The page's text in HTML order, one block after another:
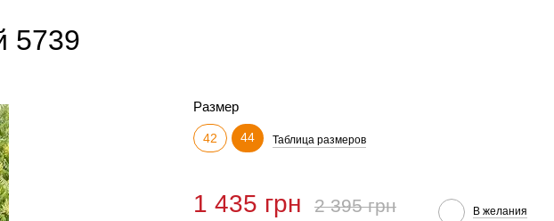
5739
Размер
42 44 Таблица размеров
1 435 грн 2 395 грн В желания